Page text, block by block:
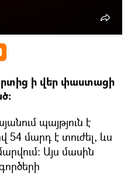
ի վեր փաստացի
պայթյուն է
54 մարդ է տուժել, ևս
Այս մասին